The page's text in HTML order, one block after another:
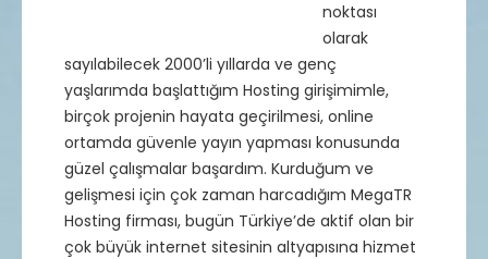
noktası
olarak
sayılabilecek 2000’li yıllarda ve genç
yaşlarımda başlattığım Hosting girişimimle,
birçok projenin hayata geçirilmesi, online
ortamda güvenle yayın yapması konusunda
güzel çalışmalar başardım. Kurduğum ve
gelişmesi için çok zaman harcadığım MegaTR
Hosting firması, bugün Türkiye’de aktif olan bir
çok büyük internet sitesinin altyapısına hizmet